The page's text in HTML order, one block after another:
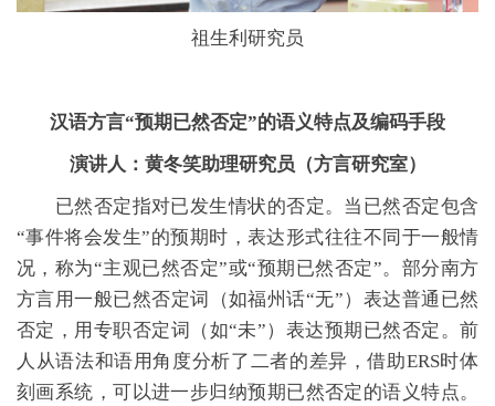
祖生利研究员
汉语方言“预期已然否定”的语义特点及编码手段
演讲人：黄冬笑助理研究员（方言研究室）
已然否定指对已发生情状的否定。当已然否定包含
“事件将会发生”的预期时，表达形式往往不同于一般情
况，称为“主观已然否定”或“预期已然否定”。部分南方
方言用一般已然否定词（如福州话“无”）表达普通已然
否定，用专职否定词（如“未”）表达预期已然否定。前
人从语法和语用角度分析了二者的差异，借助ERS时体
刻画系统，可以进一步归纳预期已然否定的语义特点。